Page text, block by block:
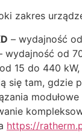
zakres
– wydajność
wydajność od
15 do 440
się tam, gdzie
https://